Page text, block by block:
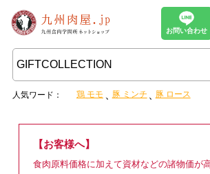
お問い合わせ
人気ワード： 鶏 モモ 豚 ミンチ 豚 ロース
【お客様へ】
食肉原料価格に加えて資材などの諸物価が